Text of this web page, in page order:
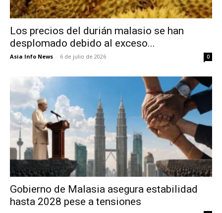
Los precios del durián malasio se han
desplomado debido al exceso...
Asia Info News - 6 de julio de 2026 0
Gobierno de Malasia asegura estabilidad
hasta 2028 pese a tensiones